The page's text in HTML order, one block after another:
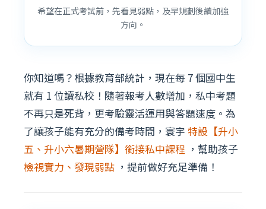
希望在正式考試前，先看見弱點，及早規劃後續加強
方向。
你知道嗎？根據教育部統計，現在每 7 個國中生
就有 1 位讀私校！隨著報考人數增加，私中考題
不再只是死背，更考驗靈活運用與答題速度。為
了讓孩子能有充分的備考時間，寰宇 特設【升小
五、升小六暑期營隊】銜接私中課程 ，幫助孩子
檢視實力、發現弱點 ，提前做好充足準備！